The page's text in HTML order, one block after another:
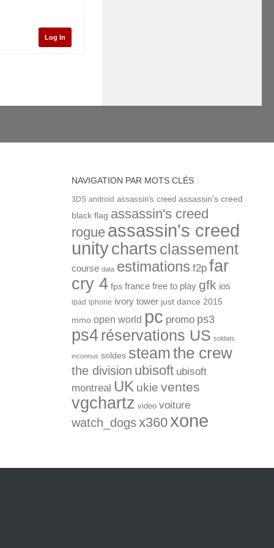
Log In
NAVIGATION PAR MOTS CLÉS
3DS android assassin's creed assassin's creed
black flag assassin's creed
rogue assassin's creed
unitycharts classement
course data estimations f2p far
cry 4 fps france free to play gfk ios
ipad iphone ivory tower just dance 2015
mmo open world pc promo ps3
ps4réservations US soldats
inconnus soldes steamthe crew
the division ubisoft ubisoft
montreal UK ukie ventes
vgchartz video voiture
watch_dogsx360 xone